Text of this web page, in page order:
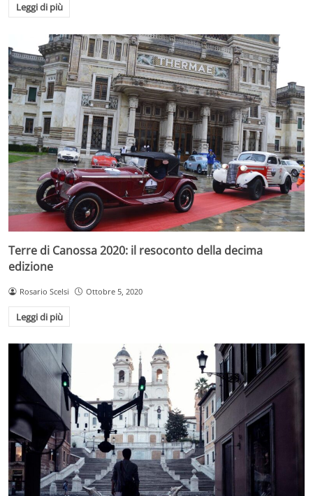
Leggi di più
Terre di Canossa 2020: il resoconto della decima
edizione
Rosario Scelsi Ottobre 5, 2020
Leggi di più